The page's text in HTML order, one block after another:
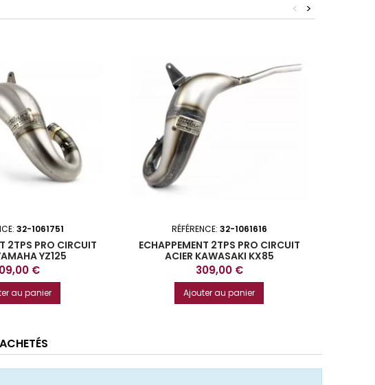
>
<
32-1061751
2TPS PRO CIRCUIT
YZ125
€
au panier
RÉFÉRENCE: 32-1061616
ECHAPPEMENT 2TPS PRO CIRCUIT
ACIER KAWASAKI KX85
Prix
309,00 €
Ajouter au panier